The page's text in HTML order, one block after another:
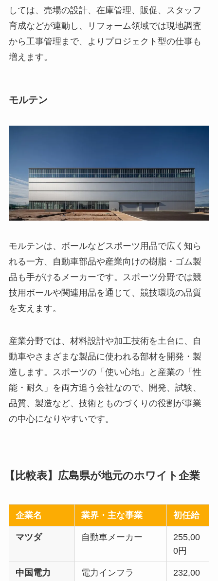
しては、売場の設計、在庫管理、販促、スタッフ
育成などが連動し、リフォーム領域では現地調査
から工事管理まで、よりプロジェクト型の仕事も
増えます。
モルテン
モルテンは、ボールなどスポーツ用品で広く知ら
れる一方、自動車部品や産業向けの樹脂・ゴム製
品も手がけるメーカーです。スポーツ分野では競
技用ボールや関連用品を通じて、競技環境の品質
を支えます。
産業分野では、材料設計や加工技術を土台に、自
動車やさまざまな製品に使われる部材を開発・製
造します。スポーツの「使い心地」と産業の「性
能・耐久」を両方追う会社なので、開発、試験、
品質、製造など、技術とものづくりの役割が事業
の中心になりやすいです。
【比較表】広島県が地元のホワイト企業
企業名 業界・主な事業 初任給
マツダ 自動車メーカー
255,00
0円
中国電力 電力インフラ
232,00